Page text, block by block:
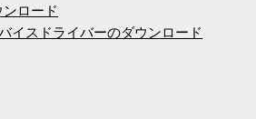
ロード
イスドライバーのダウンロード